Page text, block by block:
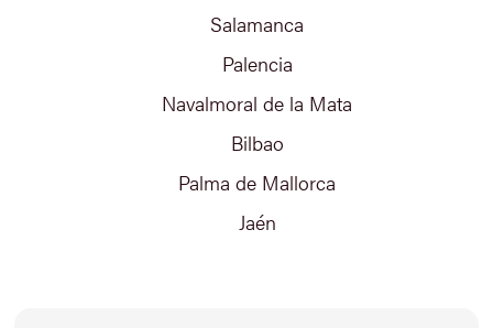
Salamanca
Palencia
Navalmoral de la Mata
Bilbao
Palma de Mallorca
Jaén